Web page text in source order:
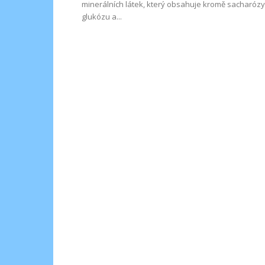
minerálních látek, který obsahuje kromě
glukózu a...